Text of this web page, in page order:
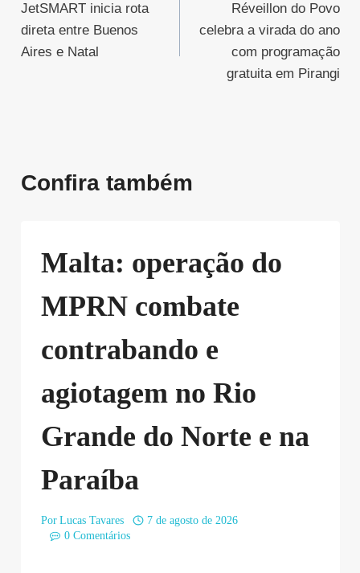
de
Post
JetSMART inicia rota
direta entre Buenos
Aires e Natal
Réveillon do Povo
celebra a virada do ano
com programação
gratuita em Pirangi
Confira também
Malta: operação do
MPRN combate
contrabando e
agiotagem no Rio
Grande do Norte e na
Paraíba
Por Lucas Tavares
7 de agosto de 2026
0 Comentários